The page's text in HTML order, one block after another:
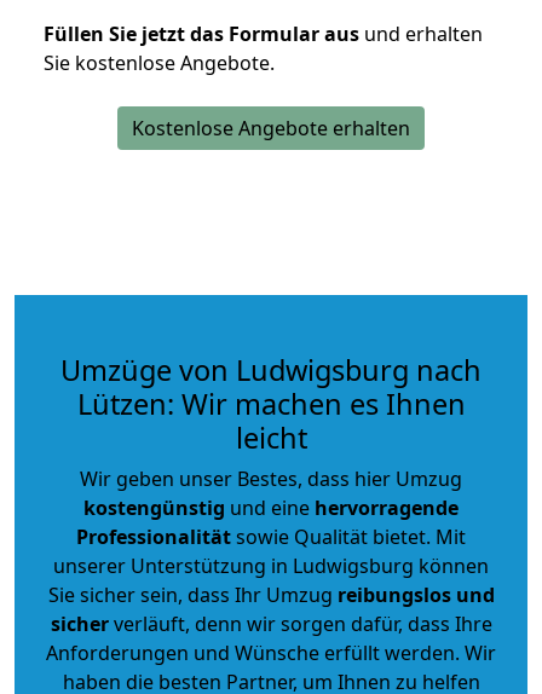
Füllen Sie jetzt das Formular aus und erhalten
Sie kostenlose Angebote.
Kostenlose Angebote erhalten
Umzüge von Ludwigsburg nach
Lützen: Wir machen es Ihnen
leicht
Wir geben unser Bestes, dass hier Umzug
kostengünstig und eine hervorragende
Professionalitätsowie Qualität bietet. Mit
unserer Unterstützung in Ludwigsburg können
Sie sicher sein, dass Ihr Umzug reibungslos und
sicherverläuft, denn wir sorgen dafür, dass Ihre
Anforderungen und Wünsche erfüllt werden. Wir
haben die besten Partner, um Ihnen zu helfen